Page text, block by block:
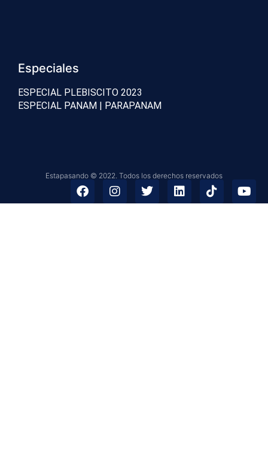
Especiales
ESPECIAL PLEBISCITO 2023
ESPECIAL PANAM | PARAPANAM
Estapasando © 2022. Todos los derechos reservados